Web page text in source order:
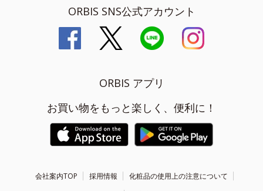
ORBIS SNS公式アカウント
ORBIS アプリ
お買い物をもっと楽しく、便利に！
会社案内TOP 採用情報
化粧品の使用上の注意について